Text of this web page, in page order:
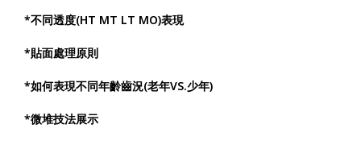
*不同透度(HT MT LT MO)表現
*貼面處理原則
*如何表現不同年齡齒況(老年VS.少年)
*微堆技法展示